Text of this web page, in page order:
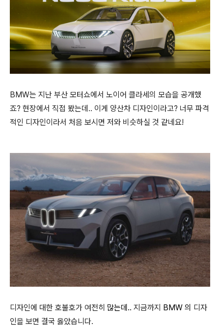
BMW는 지난 부산 모터쇼에서 노이어 클라세의 모습을 공개했
죠? 현장에서 직접 봤는데.. 이게 양산차 디자인이라고? 너무 파격
적인 디자인이라서 처음 보시면 저와 비슷하실 것 같네요!
디자인에 대한 호불호가 여전히 많는데.. 지금까지 BMW 의 디자
인을 보면 결국 옳았습니다.